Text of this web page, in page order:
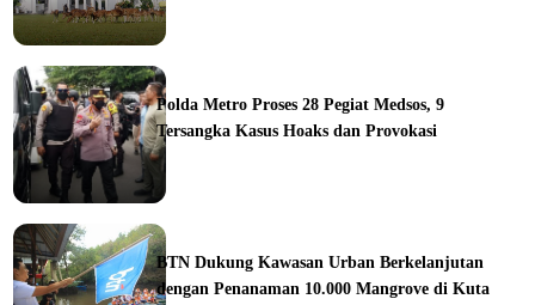
Polda Metro Proses 28 Pegiat Medsos, 9
Tersangka Kasus Hoaks dan Provokasi
BTN Dukung Kawasan Urban Berkelanjutan
dengan Penanaman 10.000 Mangrove di Kuta